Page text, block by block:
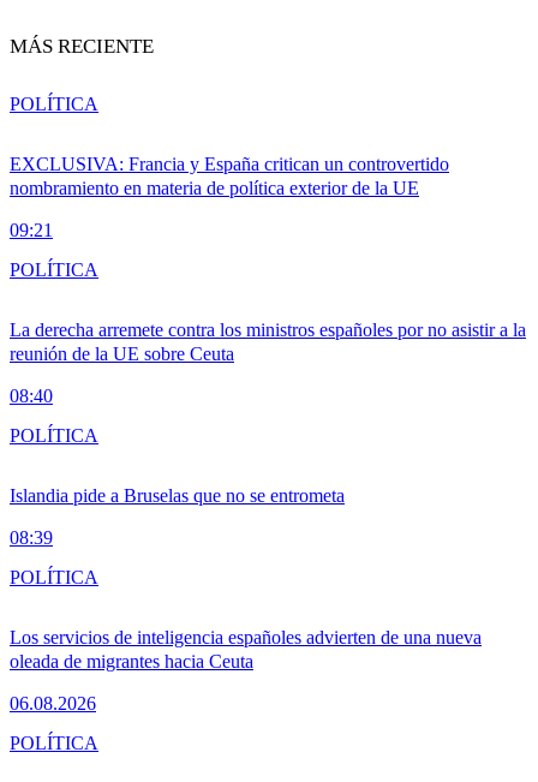
MÁS RECIENTE
EXCLUSIVA: Francia y España critican un controvertido
nombramiento en materia de política exterior de la UE
09:21
POLÍTICA
La derecha arremete contra los ministros españoles por no asistir a la
reunión de la UE sobre Ceuta
08:40
POLÍTICA
Islandia pide a Bruselas que no se entrometa
08:39
POLÍTICA
Los servicios de inteligencia españoles advierten de una nueva
oleada de migrantes hacia Ceuta
06.08.2026
POLÍTICA
POLÍTICA